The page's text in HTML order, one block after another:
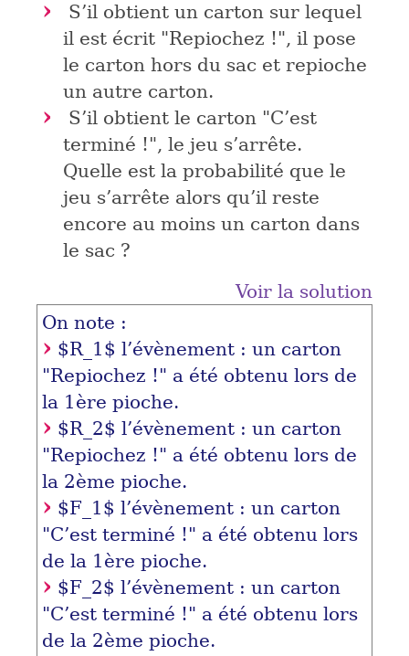
S’il obtient un carton sur lequel
il est écrit "Repiochez !", il pose
le carton hors du sac et repioche
un autre carton.
S’il obtient le carton "C’est
terminé !", le jeu s’arrête.
Quelle est la probabilité que le
jeu s’arrête alors qu’il reste
encore au moins un carton dans
le sac ?
Voir la solution
On note :
$R_1$ l’évènement : un carton
"Repiochez !" a été obtenu lors de
la 1ère pioche.
$R_2$ l’évènement : un carton
"Repiochez !" a été obtenu lors de
la 2ème pioche.
$F_1$ l’évènement : un carton
"C’est terminé !" a été obtenu lors
de la 1ère pioche.
$F_2$ l’évènement : un carton
"C’est terminé !" a été obtenu lors
de la 2ème pioche.